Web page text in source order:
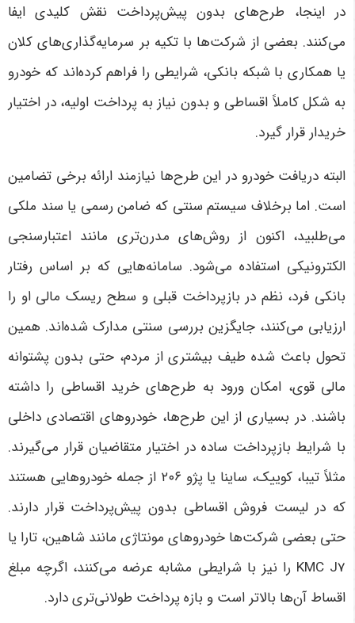
در اینجا، طرح‌های بدون پیش‌پرداخت نقش کلیدی ایفا
می‌کنند. بعضی از شرکت‌ها با تکیه بر سرمایه‌گذاری‌های کلان
یا همکاری با شبکه بانکی، شرایطی را فراهم کرده‌اند که خودرو
به شکل کاملاً اقساطی و بدون نیاز به پرداخت اولیه، در اختیار
خریدار قرار گیرد.
البته دریافت خودرو در این طرح‌ها نیازمند ارائه برخی تضامین
است. اما برخلاف سیستم سنتی که ضامن رسمی یا سند ملکی
می‌طلبید، اکنون از روش‌های مدرن‌تری مانند اعتبارسنجی
الکترونیکی استفاده می‌شود. سامانه‌هایی که بر اساس رفتار
بانکی فرد، نظم در بازپرداخت قبلی و سطح ریسک مالی او را
ارزیابی می‌کنند، جایگزین بررسی سنتی مدارک شده‌اند. همین
تحول باعث شده طیف بیشتری از مردم، حتی بدون پشتوانه
مالی قوی، امکان ورود به طرح‌های خرید اقساطی را داشته
باشند. در بسیاری از این طرح‌ها، خودروهای اقتصادی داخلی
با شرایط بازپرداخت ساده در اختیار متقاضیان قرار می‌گیرند.
مثلاً تیبا، کوییک، ساینا یا پژو ۲۰۶ از جمله خودروهایی هستند
که در لیست فروش اقساطی بدون پیش‌پرداخت قرار دارند.
حتی بعضی شرکت‌ها خودروهای مونتاژی مانند شاهین، تارا یا
KMC J7 را نیز با شرایطی مشابه عرضه می‌کنند، اگرچه مبلغ
اقساط آن‌ها بالاتر است و بازه پرداخت طولانی‌تری دارد.